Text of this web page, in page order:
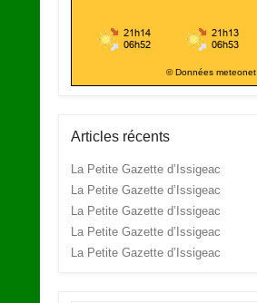
© Données meteonet
Articles récents
La Petite Gazette d’Issigeac
La Petite Gazette d’Issigeac
La Petite Gazette d’Issigeac
La Petite Gazette d’Issigeac
La Petite Gazette d’Issigeac